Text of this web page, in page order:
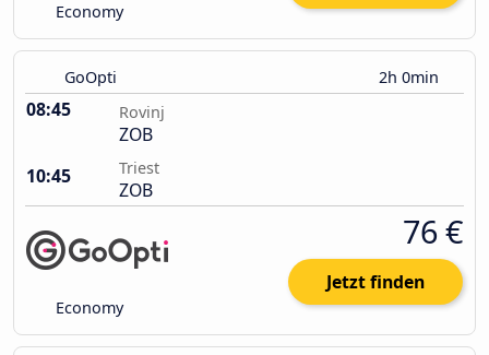
Economy
GoOpti 2h 0min
08:45 Rovinj
ZOB
10:45
Triest
ZOB
Economy
76 €
Jetzt finden